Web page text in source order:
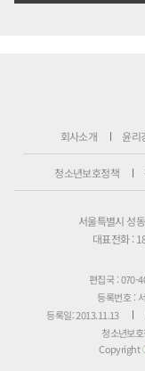
회사소개 윤리
청소년보호정책
서울특별시 성
대표전화 :
편집국 : 070-
등록번호 :
등록일: 2013.11.13
청소년보